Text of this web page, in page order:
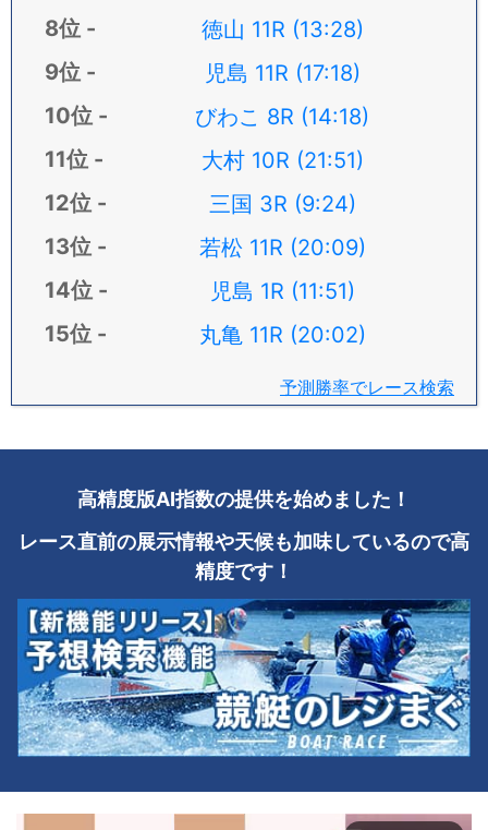
徳山 11R (13:28)
児島 11R (17:18)
びわこ 8R (14:18)
大村 10R (21:51)
三国 3R (9:24)
若松 11R (20:09)
児島 1R (11:51)
丸亀 11R (20:02)
予測勝率でレース検索
高精度版AI指数の提供を始めました！
レース直前の展示情報や天候も加味しているので高
精度です！